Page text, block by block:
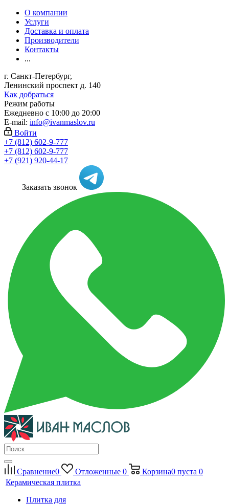
О компании
Услуги
Доставка и оплата
Производители
Контакты
...
г. Санкт-Петербург,
Ленинский проспект д. 140
Как добраться
Режим работы
Ежедневно с 10:00 до 20:00
E-mail: info@ivanmaslov.ru
Войти
+7 (812) 602-9-777
+7 (812) 602-9-777
+7 (921) 920-44-17
Заказать звонок
Сравнение0 Отложенные 0 Корзина0 пуста 0
Керамическая плитка
Плитка для